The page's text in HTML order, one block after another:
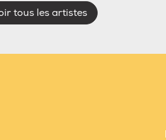
tous les artistes